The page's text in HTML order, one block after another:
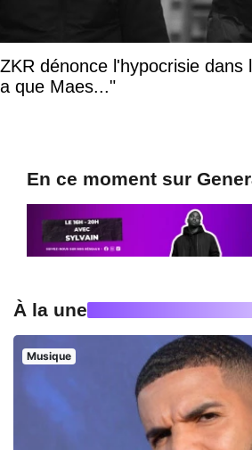
ZKR dénonce l'hypocrisie dans
a que Maes..."
En ce moment sur
À la une
Musique